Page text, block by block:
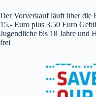
Der Vorverkauf läuft über die
15,- Euro plus 3.50 Euro
Jugendliche bis 18 Jahre und
frei